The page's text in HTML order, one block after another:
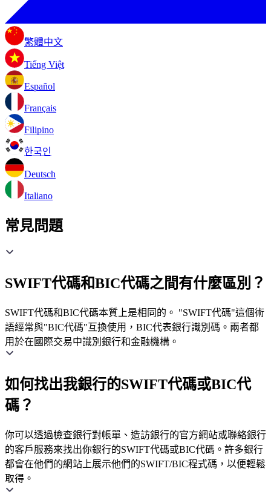
繁體中文
Tiếng Việt
Español
Français
Filipino
한국인
Deutsch
Italiano
常見問題
SWIFT代碼和BIC代碼之間有什麼區別？
SWIFT代碼和BIC代碼本質上是相同的。 "SWIFT代碼"這個術
語經常與"BIC代碼"互換使用，BIC代表銀行識別碼。兩者都
用於在國際交易中識別銀行和金融機構。
如何找出我銀行的SWIFT代碼或BIC代
碼？
你可以透過檢查銀行對帳單、造訪銀行的官方網站或聯絡銀行
的客戶服務來找出你銀行的SWIFT代碼或BIC代碼。許多銀行
都會在他們的網站上展示他們的SWIFT/BIC程式碼，以便輕鬆
取得。